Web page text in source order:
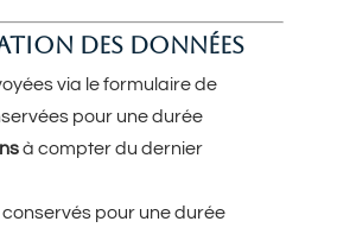
DES DONNÉES
via le formulaire de
pour une durée
à compter du dernier
pour une durée